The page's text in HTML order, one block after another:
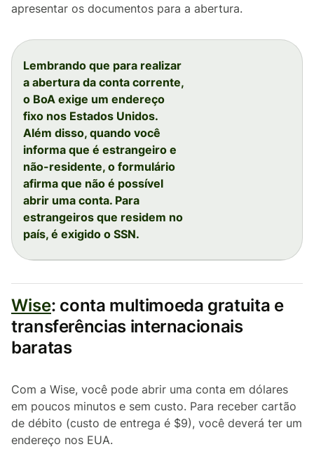
apresentar os documentos para a abertura.
Lembrando que para realizar
a abertura da conta corrente,
o BoA exige um endereço
fixo nos Estados Unidos.
Além disso, quando você
informa que é estrangeiro e
não-residente, o formulário
afirma que não é possível
abrir uma conta. Para
estrangeiros que residem no
país, é exigido o SSN.
Wise: conta multimoeda gratuita e
transferências internacionais
baratas
Com a Wise, você pode abrir uma conta em dólares
em poucos minutos e sem custo. Para receber cartão
de débito (custo de entrega é $9), você deverá ter um
endereço nos EUA.